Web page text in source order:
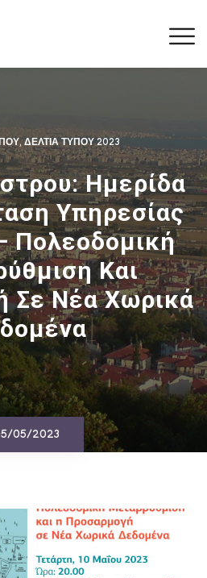
, ΔΕΛΤΊΑ ΤΎΠΟΥ 2023
Ημερίδα
Υπηρεσίας
Πολεοδομική
Και
Σε Νέα Χωρικά
05/2023